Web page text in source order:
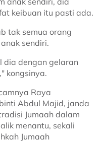
keibuan itu pasti ada.
tak semua orang
sendiri.
dia dengan gelaran
kongsinya.
Raya
Abdul Majid, janda
Jumaah dalam
menantu, sekali
Jumaah